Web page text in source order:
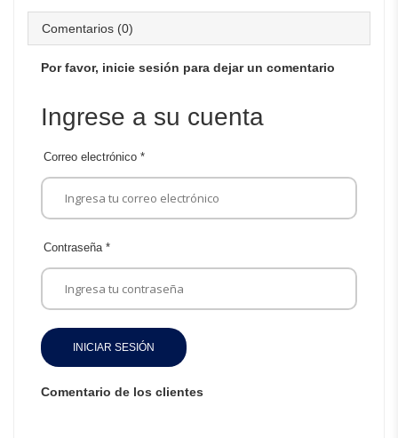
Comentarios (0)
Por favor, inicie sesión para dejar un comentario
Ingrese a su cuenta
Correo electrónico *
Contraseña *
INICIAR SESIÓN
Comentario de los clientes